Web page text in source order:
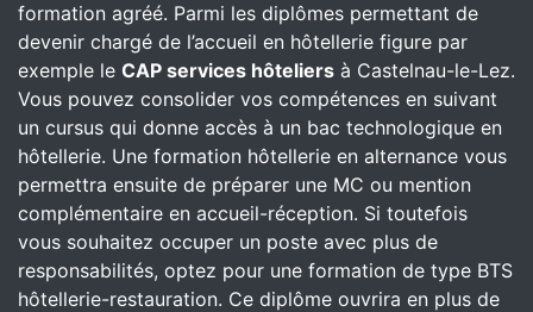
formation agréé. Parmi les diplômes permettant de
devenir chargé de l’accueil en hôtellerie figure par
exemple le CAP services hôteliers à Castelnau-le-Lez.
Vous pouvez consolider vos compétences en suivant
un cursus qui donne accès à un bac technologique en
hôtellerie. Une formation hôtellerie en alternance vous
permettra ensuite de préparer une MC ou mention
complémentaire en accueil-réception. Si toutefois
vous souhaitez occuper un poste avec plus de
responsabilités, optez pour une formation de type BTS
hôtellerie-restauration. Ce diplôme ouvrira en plus de